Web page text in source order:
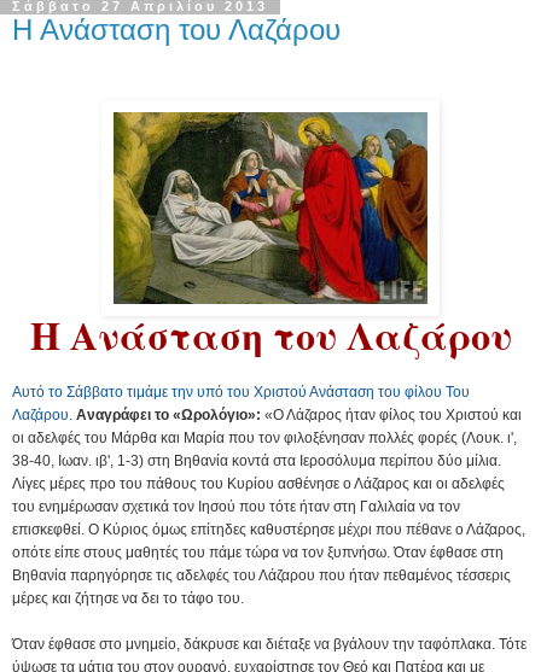
Σάββατο 27 Απριλίου 2013
Η Ανάσταση του Λαζάρου
Η Ανάσταση του Λαζάρου
Αυτό το Σάββατο τιμάμε την υπό του Χριστού Ανάσταση του φίλου Του
Λαζάρου. Αναγράφει το «Ωρολόγιο»: «Ο Λάζαρος ήταν φίλος του Χριστού και
οι αδελφές του Μάρθα και Μαρία που τον φιλοξένησαν πολλές φορές (Λουκ. ι',
38-40, Ιωαν. ιβ', 1-3) στη Βηθανία κοντά στα Ιεροσόλυμα περίπου δύο μίλια.
Λίγες μέρες προ του πάθους του Κυρίου ασθένησε ο Λάζαρος και οι αδελφές
του ενημέρωσαν σχετικά τον Ιησού που τότε ήταν στη Γαλιλαία να τον
επισκεφθεί. Ο Κύριος όμως επίτηδες καθυστέρησε μέχρι που πέθανε ο Λάζαρος,
οπότε είπε στους μαθητές του πάμε τώρα να τον ξυπνήσω. Όταν έφθασε στη
Βηθανία παρηγόρησε τις αδελφές του Λάζαρου που ήταν πεθαμένος τέσσερις
μέρες και ζήτησε να δει το τάφο του.
Όταν έφθασε στο μνημείο, δάκρυσε και διέταξε να βγάλουν την ταφόπλακα. Τότε
ύψωσε τα μάτια του στον ουρανό, ευχαρίστησε τον Θεό και Πατέρα και με